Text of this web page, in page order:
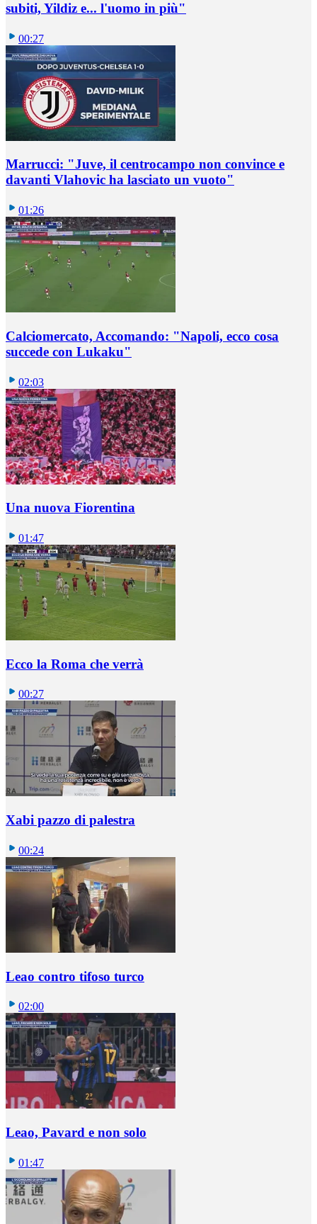
subiti, Yildiz e... l'uomo in più"
00:27
Marrucci: "Juve, il centrocampo non convince e
davanti Vlahovic ha lasciato un vuoto"
01:26
Calciomercato, Accomando: "Napoli, ecco cosa
succede con Lukaku"
02:03
Una nuova Fiorentina
01:47
Ecco la Roma che verrà
00:27
Xabi pazzo di palestra
00:24
Leao contro tifoso turco
02:00
Leao, Pavard e non solo
01:47